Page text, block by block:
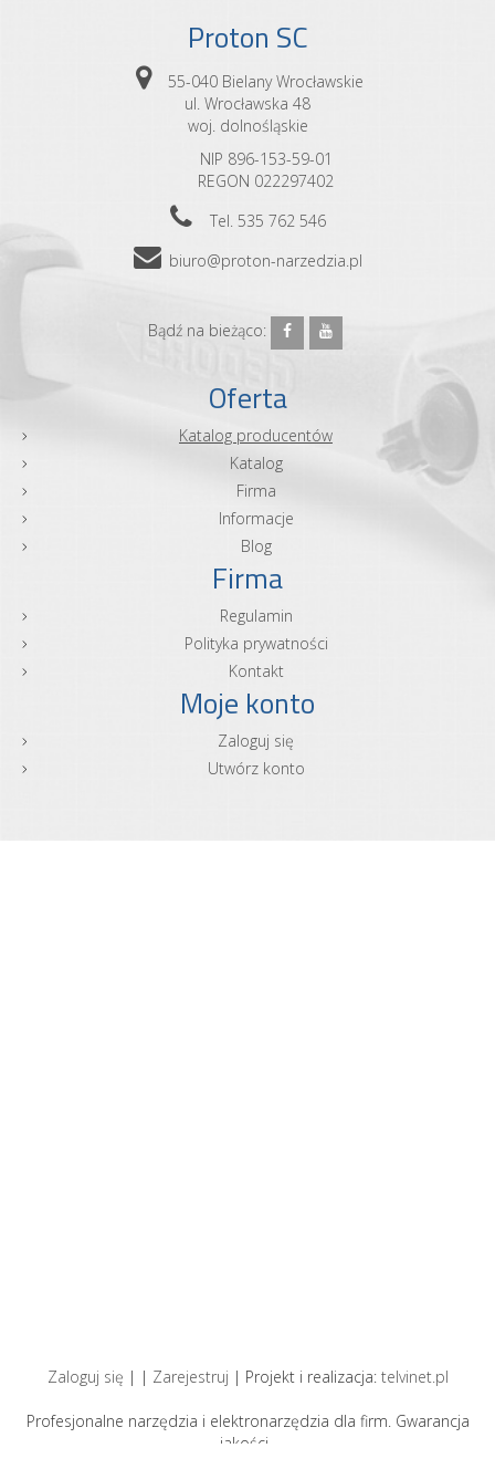
Proton SC
55-040 Bielany Wrocławskie
ul. Wrocławska 48
woj. dolnośląskie
NIP 896-153-59-01
REGON 022297402
Tel. 535 762 546
biuro@proton-narzedzia.pl
Bądź na bieżąco:
Oferta
Katalog producentów
Katalog
Firma
Informacje
Blog
Firma
Regulamin
Polityka prywatności
Kontakt
Moje konto
Zaloguj się
Utwórz konto
Zaloguj się | | Zarejestruj | Projekt i realizacja: telvinet.pl
Profesjonalne narzędzia i elektronarzędzia dla firm. Gwarancja
jakości .